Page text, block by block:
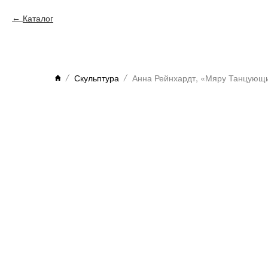
Каталог
Скульптура